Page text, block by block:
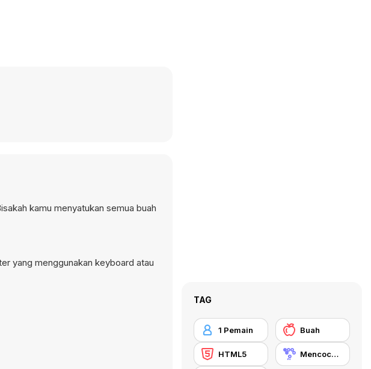
kamu menyatukan semua buah
yang menggunakan keyboard atau
TAG
1 Pemain Buah
HTML5 Mencocokkan